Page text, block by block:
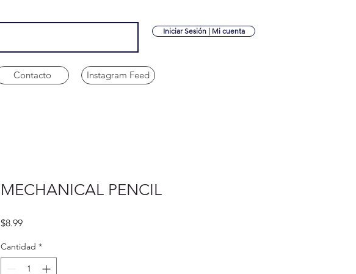
Iniciar Sesión | Mi cuenta
Contacto Instagram Feed
MECHANICAL PENCIL
$8.99Precio
Cantidad *